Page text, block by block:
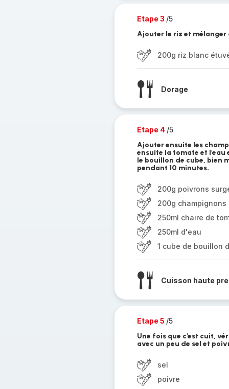
Etape 3 /5
Ajouter le riz et mélanger
200g riz blanc
Dorage
Etape 4 /5
Ajouter ensuite les
ensuite la tomate et l'eau
le bouillon de cube, bien
pendant 10 minutes.
200g poivrons
200g champignons
250ml chaire de
250ml d'eau
1 cube de bouillon
Cuisson haute
Etape 5 /5
Une fois que c'est cuit,
avec un peu de sel et
sel
poivre